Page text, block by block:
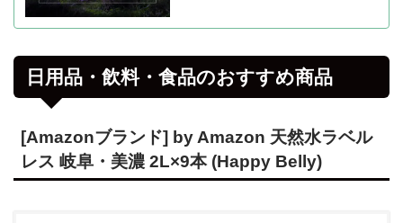
日用品・飲料・食品のおすすめ商品
[Amazonブランド] by Amazon 天然水ラベル
レス 岐阜・美濃 2L×9本 (Happy Belly)